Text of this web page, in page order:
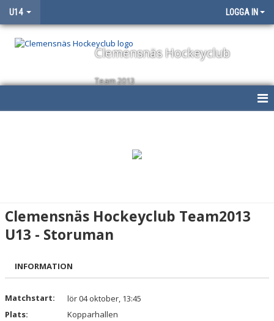
U14 LOGGA IN
Clemensnäs Hockeyclub
Team 2013
TRUPPEN
DOKUMENT
Clemensnäs Hockeyclub Team2013
U13 - Storuman
INFORMATION
Matchstart:
lör 04 oktober, 13:45
Plats:
Kopparhallen